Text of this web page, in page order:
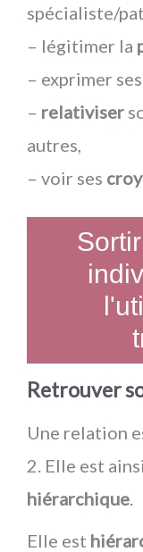
spécialiste/
– légitimer la
– exprimer ses
– relativiser
autres,
– voir ses
Retrouver
Une relation
2. Elle est
hiérarchique.
Elle est